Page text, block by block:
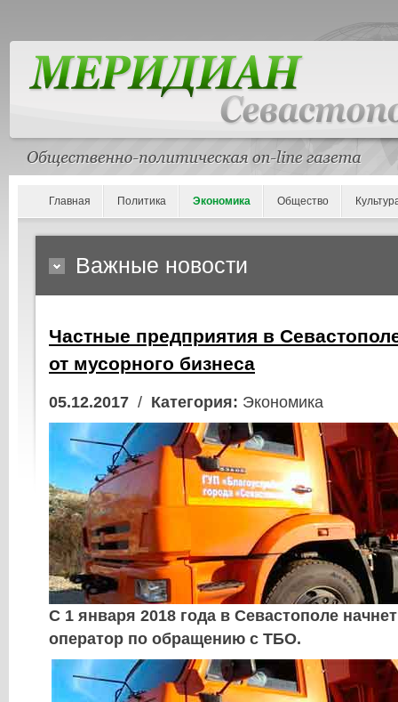
Главная Политика Экономика Общество
Важные новости
Частные предприятия в
от мусорного бизнеса
05.12.2017 / Категория: Экономика
С 1 января 2018 года в Севастополе
оператор по обращению с ТБО.